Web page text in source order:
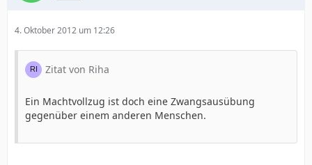
4. Oktober 2012 um 12:26
Zitat von Riha
Ein Machtvollzug ist doch eine Zwangsausübung
gegenüber einem anderen Menschen.